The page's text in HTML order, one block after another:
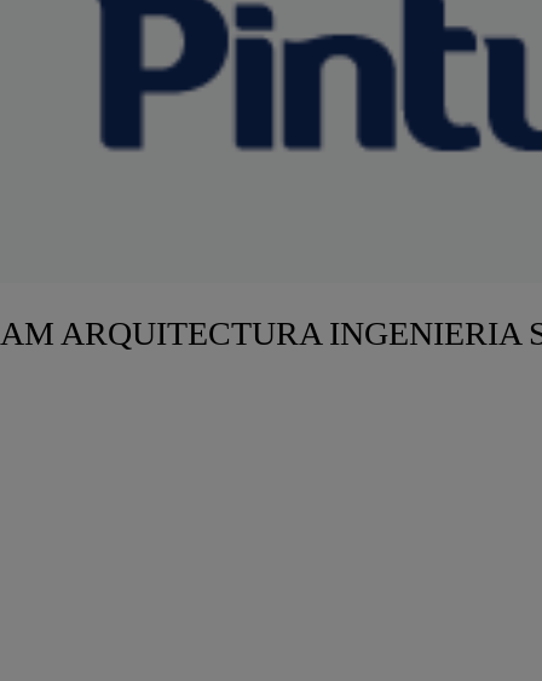
AM ARQUITECTURA INGENIERIA